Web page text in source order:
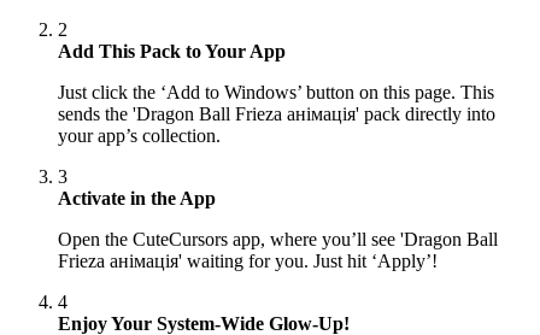
2
Add This Pack to Your App
Just click the ‘Add to Windows’ button on this page. This
sends the 'Dragon Ball Frieza анімація' pack directly into
your app’s collection.
3
Activate in the App
Open the CuteCursors app, where you’ll see 'Dragon Ball
Frieza анімація' waiting for you. Just hit ‘Apply’!
4
Enjoy Your System-Wide Glow-Up!